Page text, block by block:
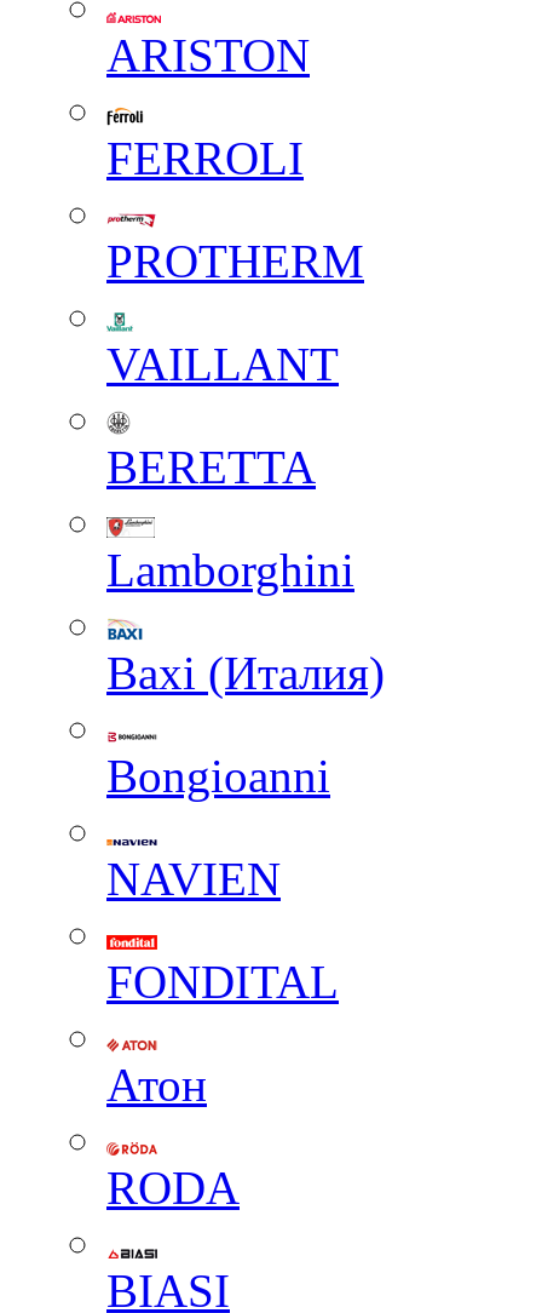
ARISTON
FERROLI
PROTHERM
VAILLANT
BERETTA
Lamborghini
Baxi (Италия)
Вongioanni
NAVIEN
FONDITAL
Атон
RODA
BIASI